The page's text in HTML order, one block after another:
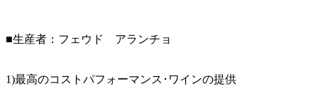
■生産者：フェウド アランチョ
1)最高のコストパフォーマンス･ワインの提供